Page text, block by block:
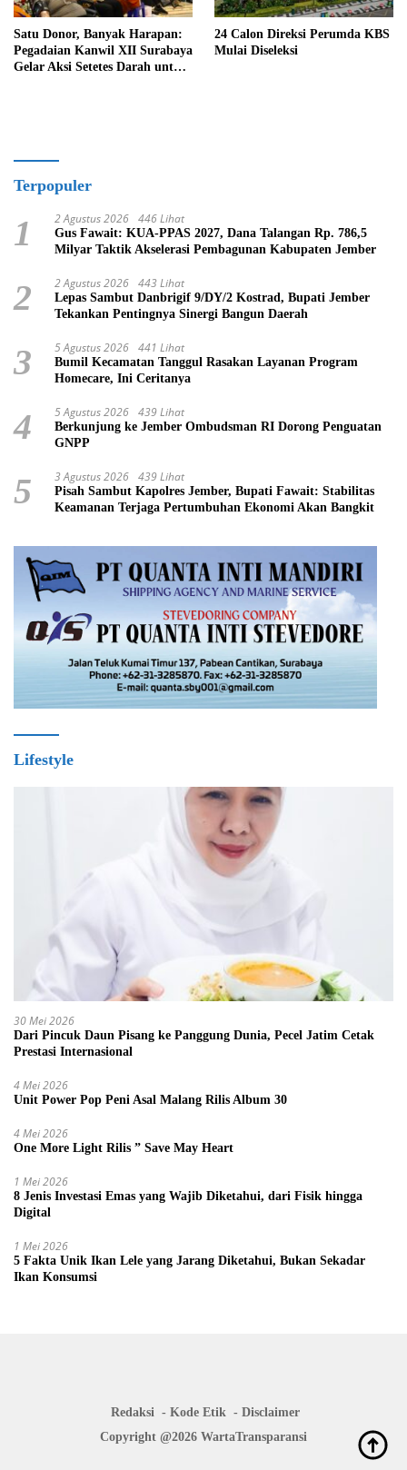
Satu Donor, Banyak Harapan:
Pegadaian Kanwil XII Surabaya
Gelar Aksi Setetes Darah untuk
24 Calon Direksi Perumda KBS
Mulai Diseleksi
Terpopuler
1 2 Agustus 2026 446 Lihat
Gus Fawait: KUA-PPAS 2027, Dana Talangan Rp. 786,5
Milyar Taktik Akselerasi Pembagunan Kabupaten Jember
2 2 Agustus 2026 443 Lihat
Lepas Sambut Danbrigif 9/DY/2 Kostrad, Bupati Jember
Tekankan Pentingnya Sinergi Bangun Daerah
3 5 Agustus 2026 441 Lihat
Bumil Kecamatan Tanggul Rasakan Layanan Program
Homecare, Ini Ceritanya
4 5 Agustus 2026 439 Lihat
Berkunjung ke Jember Ombudsman RI Dorong Penguatan
GNPP
5 3 Agustus 2026 439 Lihat
Pisah Sambut Kapolres Jember, Bupati Fawait: Stabilitas
Keamanan Terjaga Pertumbuhan Ekonomi Akan Bangkit
Lifestyle
30 Mei 2026
Dari Pincuk Daun Pisang ke Panggung Dunia, Pecel Jatim Cetak
Prestasi Internasional
4 Mei 2026
Unit Power Pop Peni Asal Malang Rilis Album 30
4 Mei 2026
One More Light Rilis ” Save May Heart
1 Mei 2026
8 Jenis Investasi Emas yang Wajib Diketahui, dari Fisik hingga
Digital
1 Mei 2026
5 Fakta Unik Ikan Lele yang Jarang Diketahui, Bukan Sekadar
Ikan Konsumsi
Redaksi Kode Etik
Disclaimer
Copyright @2026 WartaTransparansi